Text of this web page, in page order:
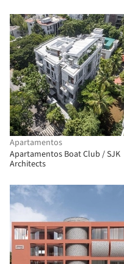
Apartamentos
Apartamentos Boat Club / SJK
Architects